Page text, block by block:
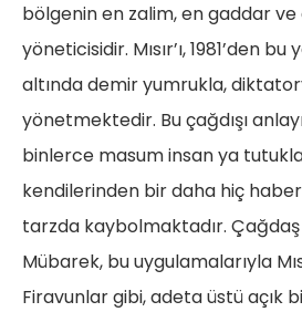
bölgenin en zalim, en gaddar
yöneticisidir. Mısır’ı, 1981’den
altında demir yumrukla,
yönetmektedir. Bu çağdışı
binlerce masum insan ya
kendilerinden bir daha hiç
tarzda kaybolmaktadır. Çağdaş
Mübarek, bu uygulamalarıyla
Firavunlar gibi, adeta üstü açık